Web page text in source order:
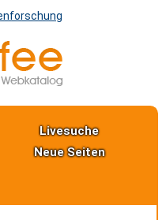
Livesuche
Neue Seiten